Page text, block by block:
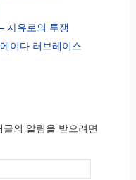
자유로의 투쟁
이다 러브레이스
의 알림을 받으려면